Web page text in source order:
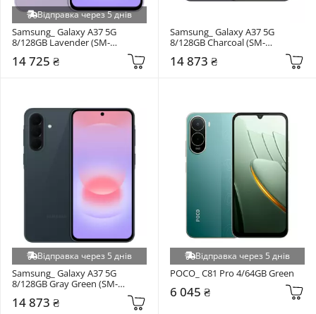
Відправка через 5 днів
Samsung_ Galaxy A37 5G
8/128GB Lavender (SM-
14 725 ₴
Samsung_ Galaxy A37 5G
8/128GB Charcoal (SM-
14 873 ₴
Відправка через 5 днів
Samsung_ Galaxy A37 5G
8/128GB Gray Green (SM-
14 873 ₴
Відправка через 5 днів
POCO_ C81 Pro 4/64GB Green
6 045 ₴